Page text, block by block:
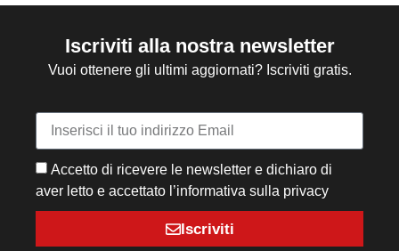
Iscriviti alla nostra newsletter
Vuoi ottenere gli ultimi aggiornati? Iscriviti gratis.
Accetto di ricevere le newsletter e dichiaro di
aver letto e accettato l’informativa sulla privacy
Iscriviti